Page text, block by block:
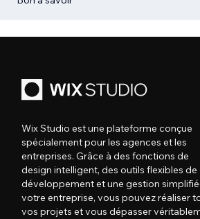
Wix Studio est une plateforme conçue
spécialement pour les agences et les
entreprises. Grâce à des fonctions de
design intelligent, des outils flexibles de
développement et une gestion
votre entreprise, vous pouvez réaliser
vos projets et vous dépasser